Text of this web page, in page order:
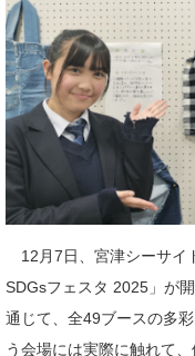
12月7日、宮津シーサイ
SDGsフェスタ 2025」が
通じて、全49ブースの多
う会場には実際に触れて